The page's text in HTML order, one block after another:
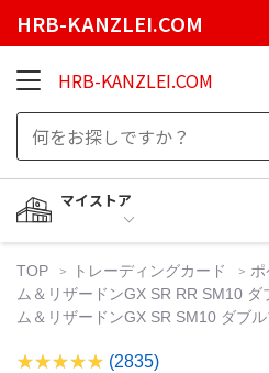
HRB-KANZLEI.COM
HRB-KANZLEI.COM
マイストア
TOP トレーディングカード
ム＆リザードンGX SR RR SM10
ム＆リザードンGX SR SM10 ダブ
(2835)